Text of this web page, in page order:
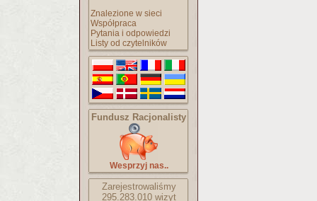
Znalezione w sieci
Współpraca
Pytania i odpowiedzi
Listy od czytelników
Fundusz Racjonalisty
Wesprzyj nas..
Zarejestrowaliśmy
295.283.010wizyt